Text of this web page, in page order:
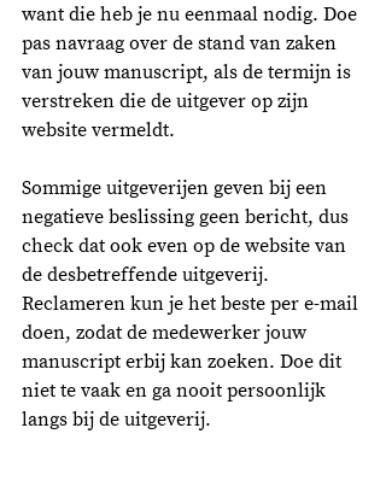
want die heb je nu eenmaal nodig. Doe
pas navraag over de stand van zaken
van jouw manuscript, als de termijn is
verstreken die de uitgever op zijn
website vermeldt.
Sommige uitgeverijen geven bij een
negatieve beslissing geen bericht, dus
check dat ook even op de website van
de desbetreffende uitgeverij.
Reclameren kun je het beste per e-mail
doen, zodat de medewerker jouw
manuscript erbij kan zoeken. Doe dit
niet te vaak en ga nooit persoonlijk
langs bij de uitgeverij.